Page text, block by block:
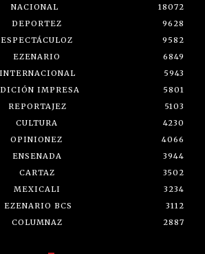
NACIONAL
18072
DEPORTEZ
9628
ESPECTÁCULOZ
9582
EZENARIO
6849
INTERNACIONAL
5943
IMPRESA
5801
REPORTAJEZ
5103
CULTURA
4230
OPINIONEZ
4066
ENSENADA
3944
CARTAZ
3502
MEXICALI
3234
EZENARIO BCS
3112
COLUMNAZ
2887